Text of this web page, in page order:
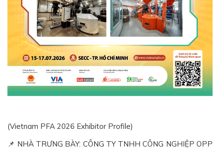
(Vietnam PFA 2026 Exhibitor Profile)
📌 NHÀ TRƯNG BÀY: CÔNG TY TNHH CÔNG NGHIỆP OPP